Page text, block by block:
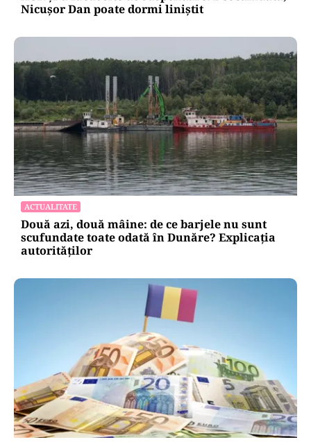
Nicușor Dan poate dormi liniștit
ACTUALITATE
Două azi, două mâine: de ce barjele nu sunt
scufundate toate odată în Dunăre? Explicația
autorităților